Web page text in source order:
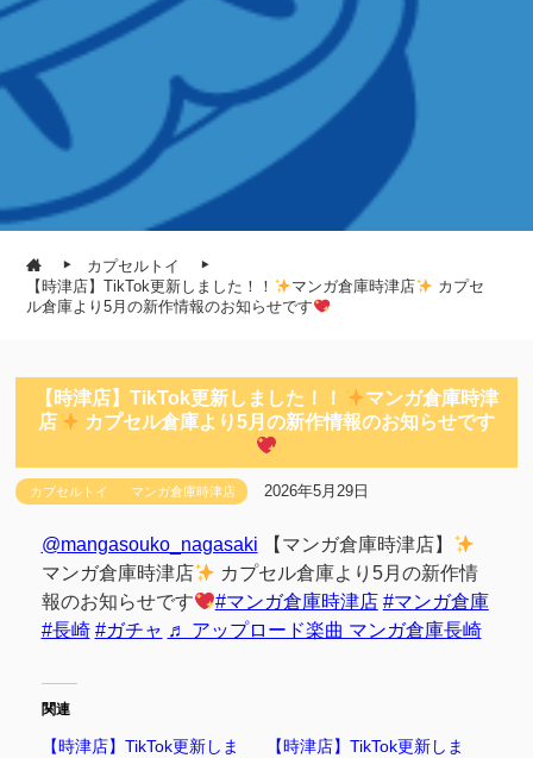
カプセルトイ
【時津店】TikTok更新しました！！
マンガ倉庫時津店
カプセ
ル倉庫より5月の新作情報のお知らせです
【時津店】TikTok更新しました！！
マンガ倉庫時津
店
カプセル倉庫より5月の新作情報のお知らせです
カプセルトイ マンガ倉庫時津店 2026年5月29日
@mangasouko_nagasaki 【マンガ倉庫時津店】
マンガ倉庫時津店
カプセル倉庫より5月の新作情
報のお知らせです
#マンガ倉庫時津店 #マンガ倉庫
#長崎 #ガチャ ♬ アップロード楽曲 マンガ倉庫長崎
関連
【時津店】TikTok更新しま
【時津店】TikTok更新しま